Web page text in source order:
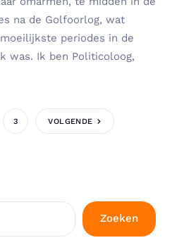
na de Golfoorlog, wat
periodes in de
was. Ik ben Politicoloog,
3 VOLGENDE
Zoeken